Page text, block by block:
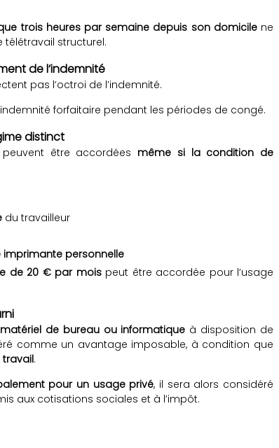
trois heures par semaine depuis son domicilene
structurel.
de l’indemnité
pas l’octroi de l’indemnité.
forfaitaire pendant les périodes de congé.
distinct
être accordées même si la condition de
du travailleur
imprimante personnelle
de 20 € par moispeut être accordée pour l’usage
matériel de bureau ou informatique à disposition de
comme un avantage imposable, à condition que
travail.
pour un usage privé, il sera alors considéré
aux cotisations sociales et à l’impôt.